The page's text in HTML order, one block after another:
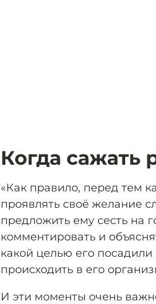
Когда сажать
«Как правило, перед тем
проявлять своё желание
предложить ему сесть на
комментировать и
какой целью его
происходить в его
И эти моменты очень